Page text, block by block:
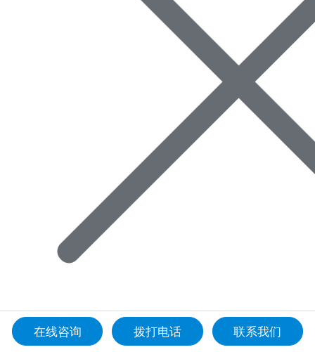
首页
在线咨询 拨打电话 联系我们